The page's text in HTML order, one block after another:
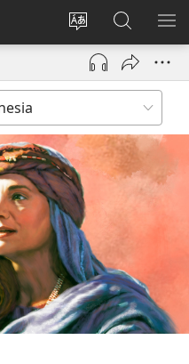
Ganti
bahasa
situs
Log
(terbuka
window
Cari
di
JW.ORG